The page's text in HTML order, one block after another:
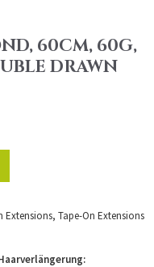
60CM, 60G,
DRAWN
Extensions, Tape-On Extensions